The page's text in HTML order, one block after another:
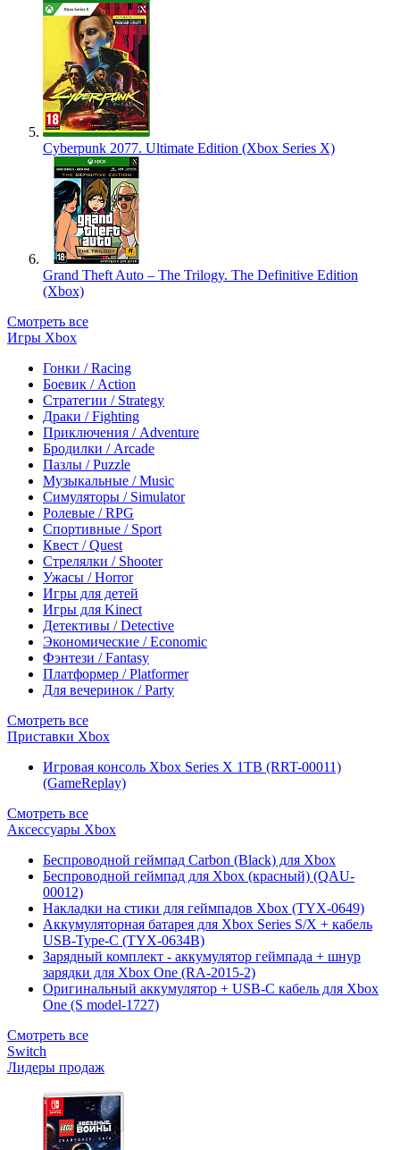
Cyberpunk 2077. Ultimate Edition (Xbox Series X)
Grand Theft Auto – The Trilogy. The Definitive Edition
(Xbox)
Смотреть все
Игры Xbox
Гонки / Racing
Боевик / Action
Стратегии / Strategy
Драки / Fighting
Приключения / Adventure
Бродилки / Arcade
Пазлы / Puzzle
Музыкальные / Music
Симуляторы / Simulator
Ролевые / RPG
Спортивные / Sport
Квест / Quest
Стрелялки / Shooter
Ужасы / Horror
Игры для детей
Игры для Kinect
Детективы / Detective
Экономические / Economic
Фэнтези / Fantasy
Платформер / Platformer
Для вечеринок / Party
Смотреть все
Приставки Xbox
Игровая консоль Xbox Series X 1TB (RRT-00011)
(GameReplay)
Смотреть все
Аксессуары Xbox
Беспроводной геймпад Carbon (Black) для Xbox
Беспроводной геймпад для Xbox (красный) (QAU-
00012)
Накладки на стики для геймпадов Xbox (TYX-0649)
Аккумуляторная батарея для Xbox Series S/X + кабель
USB-Type-C (TYX-0634B)
Зарядный комплект - аккумулятор геймпада + шнур
зарядки для Xbox One (RA-2015-2)
Оригинальный аккумулятор + USB-C кабель для Xbox
One (S model-1727)
Смотреть все
Switch
Лидеры продаж